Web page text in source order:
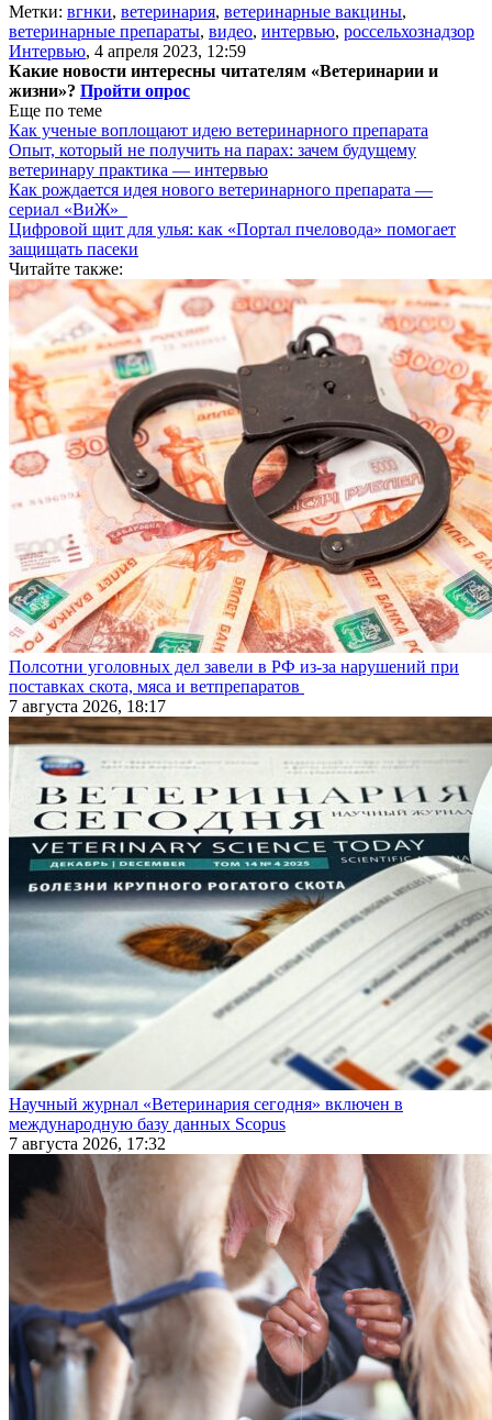
Метки: вгнки, ветеринария, ветеринарные вакцины,
ветеринарные препараты, видео, интервью, россельхознадзор
Интервью, 4 апреля 2023, 12:59
Какие новости интересны читателям «Ветеринарии и
жизни»? Пройти опрос
Еще по теме
Как ученые воплощают идею ветеринарного препарата
Опыт, который не получить на парах: зачем будущему
ветеринару практика — интервью
Как рождается идея нового ветеринарного препарата —
сериал «ВиЖ»
Цифровой щит для улья: как «Портал пчеловода» помогает
защищать пасеки
Читайте также:
Полсотни уголовных дел завели в РФ из-за нарушений при
поставках скота, мяса и ветпрепаратов
7 августа 2026, 18:17
Научный журнал «Ветеринария сегодня» включен в
международную базу данных Scopus
7 августа 2026, 17:32